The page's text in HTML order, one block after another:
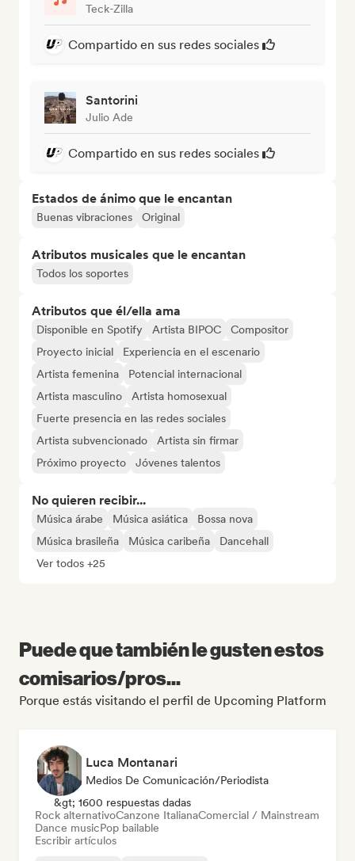
Teck-Zilla
Compartido en sus redes sociales
Santorini
Julio Ade
Compartido en sus redes sociales
Estados de ánimo que le encantan
Buenas vibraciones Original
Atributos musicales que le encantan
Todos los soportes
Atributos que él/ella ama
Disponible en Spotify Artista BIPOC
Compositor
Proyecto inicial
Experiencia en el escenario
Artista femenina
Potencial internacional
Artista masculino
Artista homosexual
Fuerte presencia en las redes sociales
Artista subvencionado
Artista sin firmar
Próximo proyecto
Jóvenes talentos
No quieren recibir...
Música árabe Música asiática
Bossa nova
Música brasileña
Música caribeña
Dancehall
Ver todos +25
Puede que también le gusten estos
comisarios/pros...
Porque estás visitando el perfil de Upcoming Platform
Luca Montanari
Medios De Comunicación/Periodista
&gt; 1600 respuestas dadas
Rock alternativoCanzone ItalianaComercial / Mainstream
Dance musicPop bailable
Escribir artículos